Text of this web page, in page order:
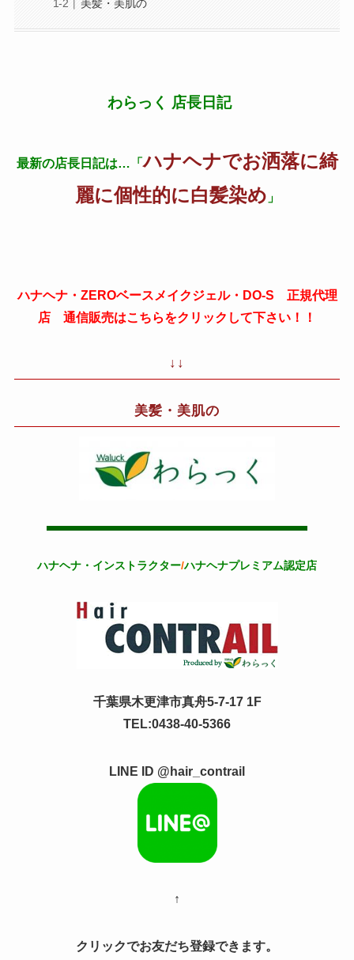
美髪・美肌の
わらっく 店長日記
最新の店長日記は…「ハナヘナでお洒落に綺
麗に個性的に白髪染め 」
ハナヘナ・ZEROベースメイクジェル・DO-S 正規代理
店 通信販売はこちらをクリックして下さい！！
↓↓
美髪・美肌の
ハナヘナ・インストラクター/ハナヘナプレミアム認定店
千葉県木更津市真舟5-7-17 1F
TEL:0438-40-5366
LINE ID @hair_contrail
↑
クリックでお友だち登録できます。